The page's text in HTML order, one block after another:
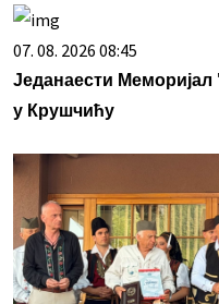
07. 08. 2026 08:45
Једанаести
у Крушчићу